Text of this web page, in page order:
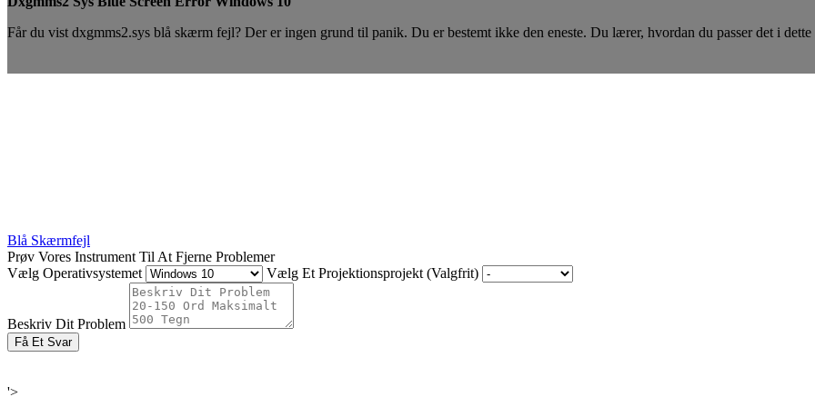
Får du vist dxgmms2.sys blå skærm fejl? Der er ingen grund til panik. Du er bestemt ikke den eneste. Du lærer, hvordan du passer det i
Blå Skærmfejl
Prøv Vores Instrument Til At Fjerne Problemer
Vælg Operativsystemet
Vælg Et Projektionsprojekt (Valgfrit)
Beskriv Dit Problem
Få Et Svar
'>